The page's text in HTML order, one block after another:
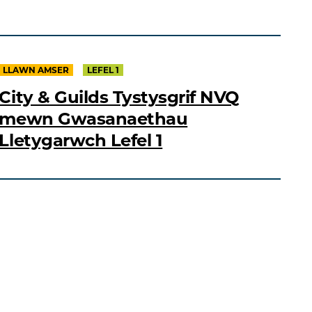
LLAWN AMSER LEFEL 1
& Guilds Tystysgrif NVQ
Gwasanaethau
Lefel 1